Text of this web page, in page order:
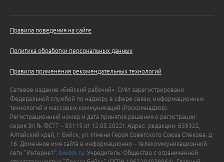
Правила поведения на сайте
Политика обработки персональных данных
Правила применения рекомендательных технологий
Сетевое издание «Бийский рабочий». СМИ зарегистрировано
Федеральной службой по надзору в сфере связи, информационных
технологий и массовых коммуникаций (Роскомнадзор).
Регистрационный номер и дата принятия решения о регистрации:
серия Эл № ФС77 – 83115 от 12.05.2022г. Адрес: редакции: 659322,
Алтайский край, г. Бийск, ул. Имени Героя Советского Союза Спекова, д.
16. Доменное имя сайта в информационно – телекоммуникационной
сети "Интернет": biwork.ru . Учредитель: Общество с ограниченной